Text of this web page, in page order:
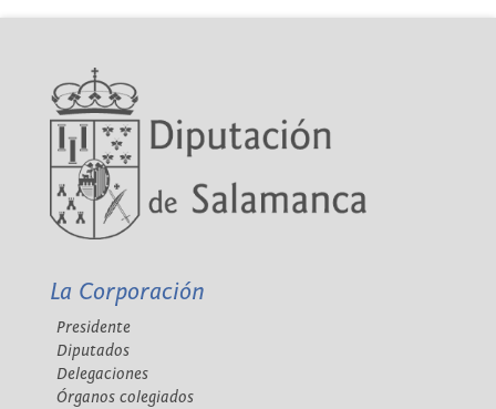
La Corporación
Presidente
Diputados
Delegaciones
Órganos colegiados